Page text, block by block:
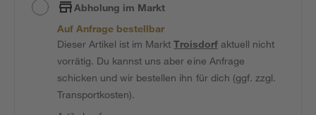
Abholung im Markt
Auf Anfrage bestellbar
Dieser Artikel ist im MarktTroisdorfaktuell nicht
vorrätig. Du kannst uns aber eine Anfrage
schicken und wir bestellen ihn für dich (ggf. zzgl.
Transportkosten).